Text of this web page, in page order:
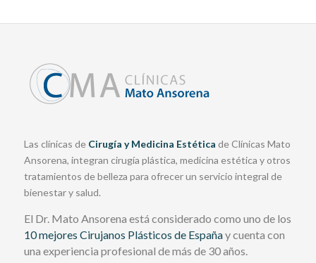
Las clínicas de Cirugía y Medicina Estética de Clínicas Mato
Ansorena, integran cirugía plástica, medicina estética y otros
tratamientos de belleza para ofrecer un servicio integral de
bienestar y salud.
El Dr. Mato Ansorena está considerado como uno de los
10 mejores Cirujanos Plásticos de Españay cuenta con
una experiencia profesional de más de 30 años.